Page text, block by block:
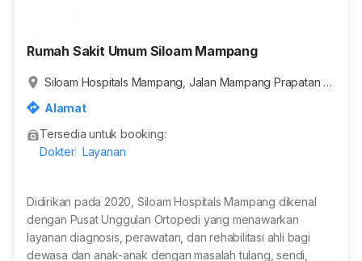
Rumah Sakit Umum Siloam Mampang
Siloam Hospitals Mampang, Jalan Mampang Prapatan R
Alamat
Tersedia untuk booking:
Dokter Layanan
Didirikan pada 2020, Siloam Hospitals Mampang dikenal
dengan Pusat Unggulan Ortopedi yang menawarkan
layanan diagnosis, perawatan, dan rehabilitasi ahli bagi
dewasa dan anak-anak dengan masalah tulang, sendi,